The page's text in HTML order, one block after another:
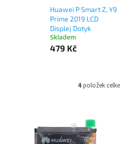
Huawei P Smart Z, Y9
Prime 2019 LCD
Displej Dotyk
Skladem
479 Kč
4položek